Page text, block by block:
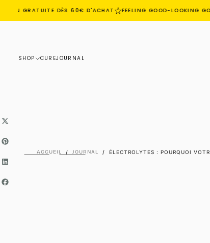
PASSER
CONTENU
GRATUITE DÈS 60€ D'ACHAT FEELING GOOD-LOOKING
SHOP CUREJOURNAL
ACCUEIL / JOURNAL / ÉLECTROLYTES : POURQUOI